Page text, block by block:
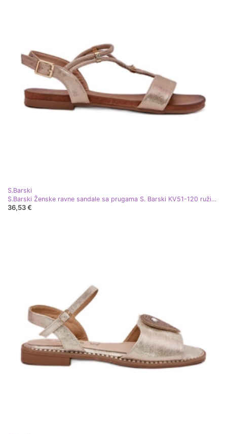
S.Barski
S.Barski Ženske ravne sandale sa prugama S. Barski KV51-120 ružičasto zlato zlatni
36,53 €